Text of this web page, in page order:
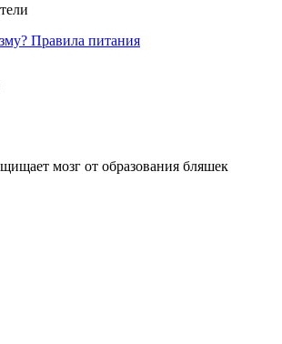
Правила питания
мозг от образования бляшек